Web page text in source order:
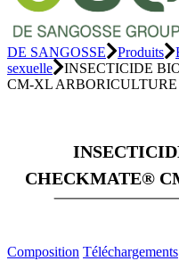
DE SANGOSSE Produits
sexuelle
INSECTICIDE
CM-XL ARBORICULTURE
CHECKMATE®
Composition Téléchargements